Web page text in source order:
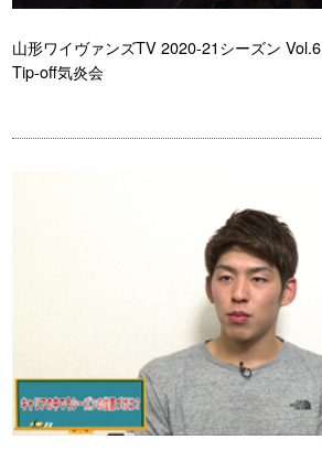
山形ワイヴァンズTV 2020-21シーズン Vol.6
Tip-off気炎会